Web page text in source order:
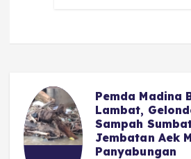
Pemda Madina
Lambat,
Sampah
Jembatan Aek
Panyabungan